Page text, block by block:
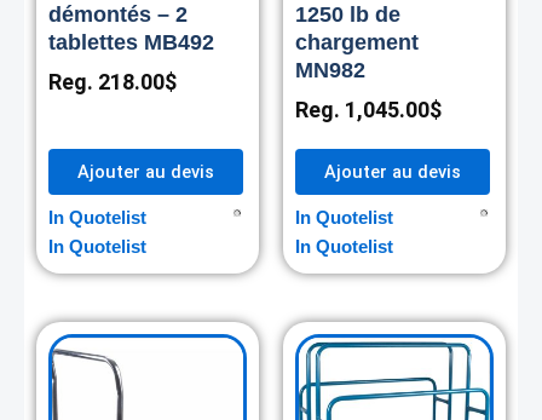
démontés – 2
tablettes MB492
Reg. 218.00$
Ajouter au devis
In Quotelist
In Quotelist
1250 lb de
chargement
MN982
Reg. 1,045.00$
Ajouter au devis
In Quotelist
In Quotelist